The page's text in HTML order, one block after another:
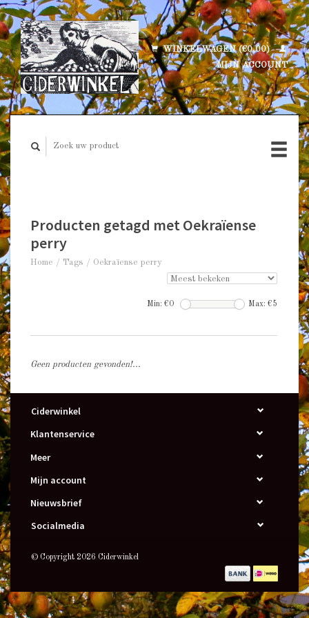
WINKELWAGEN (€0,00)
MIJN ACCOUNT
Producten getagd met Oekraïense
perry
Home / Tags / Oekraïense perry
Min: €0 Max: €5
Geen producten gevonden!...
Ciderwinkel
Klantenservice
Meer
Mijn account
Nieuwsbrief
Socialmedia
© Copyright 2026 Ciderwinkel